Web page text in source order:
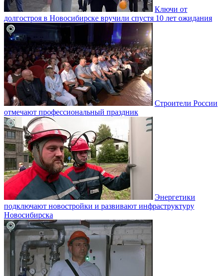
Ключи от
долгостроя в Новосибирске вручили спустя 10 лет ожидания
Строители России
отмечают профессиональный праздник
Энергетики
подключают новостройки и развивают инфраструктуру
Новосибирска